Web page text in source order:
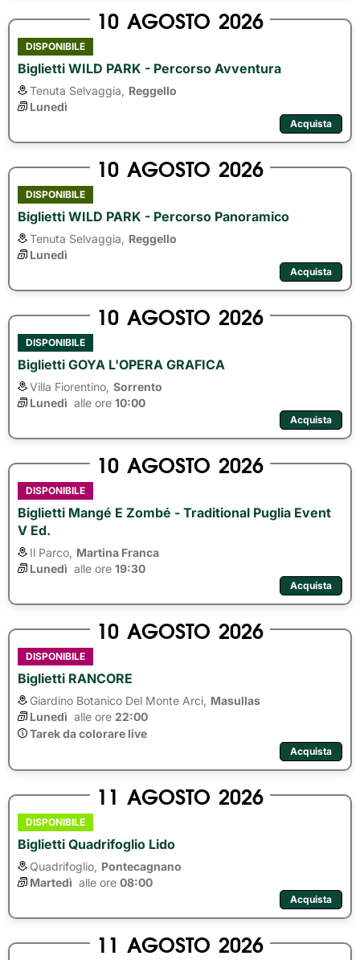
10 AGOSTO 2026
DISPONIBILE
Biglietti WILD PARK - Percorso Avventura
Tenuta Selvaggia,
Reggello
Lunedì
Acquista
10 AGOSTO 2026
DISPONIBILE
Biglietti WILD PARK - Percorso Panoramico
Tenuta Selvaggia,
Reggello
Lunedì
Acquista
10 AGOSTO 2026
DISPONIBILE
Biglietti GOYA L'OPERA GRAFICA
Villa Fiorentino, Sorrento
Lunedì alle ore 10:00
Acquista
10 AGOSTO 2026
DISPONIBILE
Biglietti Mangé E Zombé - Traditional Puglia Event
V Ed.
Il Parco, Martina Franca
Lunedì alle ore 19:30
Acquista
10 AGOSTO 2026
DISPONIBILE
Biglietti RANCORE
Giardino Botanico Del Monte Arci, Masullas
Lunedì alle ore 22:00
Tarek da colorare live
Acquista
11 AGOSTO 2026
DISPONIBILE
Biglietti Quadrifoglio Lido
Quadrifoglio, Pontecagnano
Martedì alle ore 08:00
Acquista
11 AGOSTO 2026